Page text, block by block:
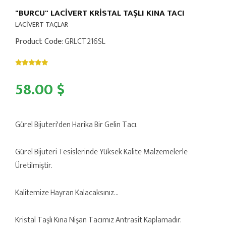
"BURCU" LACİVERT KRİSTAL TAŞLI KINA TACI
LACİVERT TAÇLAR
Product Code: GRLCT216SL
58.00 $
Gürel Bijuteri'den Harika Bir Gelin Tacı.
Gürel Bijuteri Tesislerinde Yüksek Kalite Malzemelerle
Üretilmiştir.
Kalitemize Hayran Kalacaksınız...
Kristal Taşlı Kına Nişan Tacımız Antrasit Kaplamadır.